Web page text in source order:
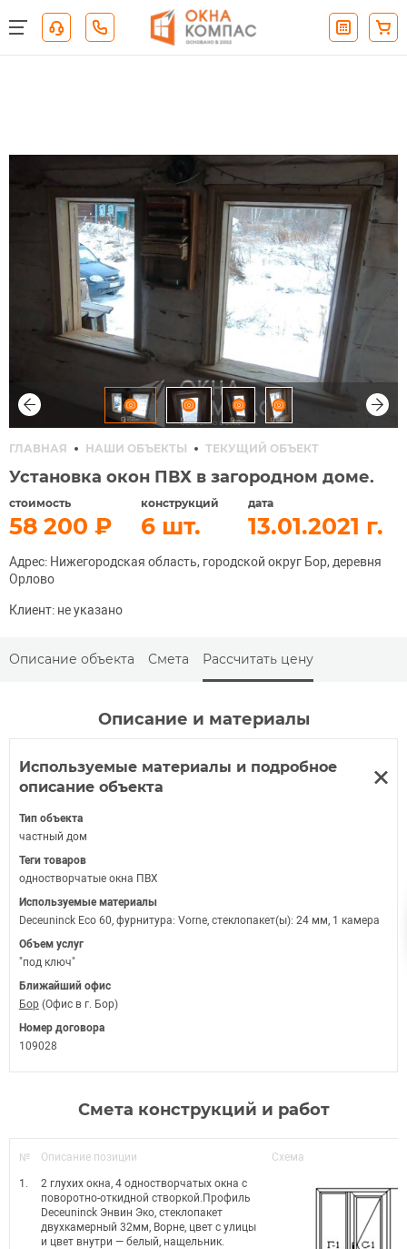
ГЛАВНАЯ НАШИ ОБЪЕКТЫ ТЕКУЩИЙ ОБЪЕКТ
Установка окон ПВХ в загородном доме.
стоимость
58 200
конструкций
6
дата
13.01.2021
Адрес: Нижегородская область, городской округ Бор, деревня
Орлово
Клиент: не указано
Описание объекта Смета Рассчитать цену
Описание и материалы
Используемые материалы и подробное
описание объекта
Тип объекта
частный дом
Теги товаров
одностворчатые окна ПВХ
Используемые материалы
Deceuninck Eco 60, фурнитура: Vorne, стеклопакет(ы): 24 мм, 1 камера
Объем услуг
"под ключ"
Ближайший офис
Бор (Офис в г. Бор)
Номер договора
109028
Смета конструкций и работ
№ Описание позиции Схема
1.
2 глухих окна, 4 одностворчатых окна с
поворотно-откидной створкой.Профиль
Deceuninck Энвин Эко, стеклопакет
двухкамерный 32мм, Ворне, цвет с улицы
и цвет внутри — белый, нащельник.